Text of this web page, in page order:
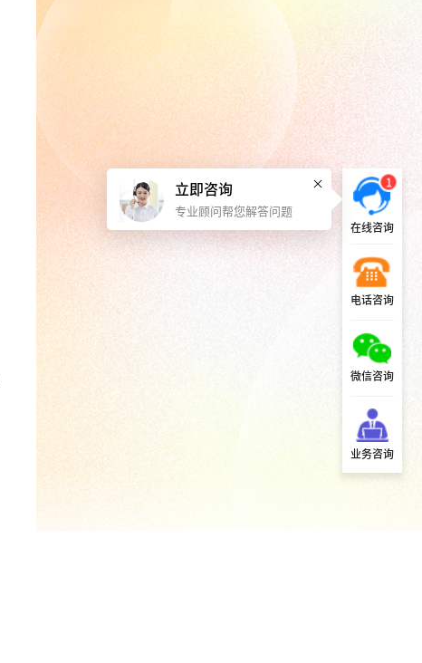
1
在线咨询
电话咨询
微信咨询
业务咨询
立即咨询
专业顾问帮您解答问题